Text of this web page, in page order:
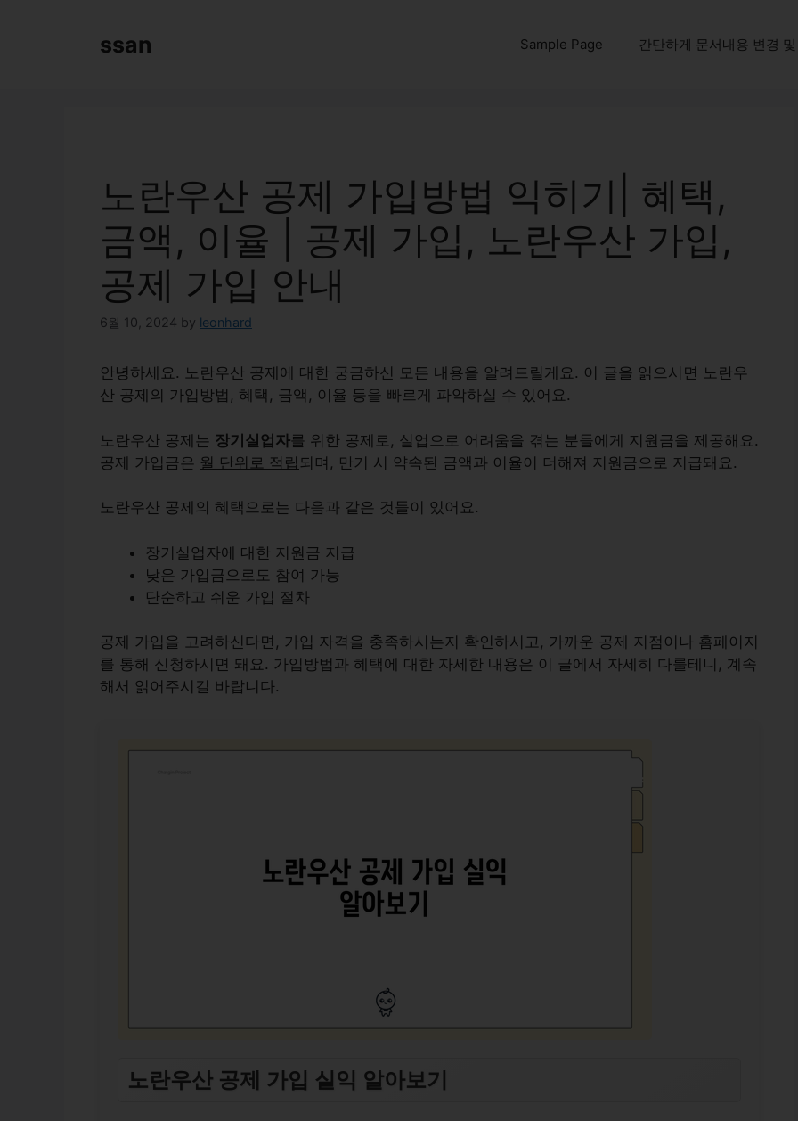
ssan Sample Page 간단하게 문서내용 변경
노란우산 공제 가입방법 익히기| 혜택,
금액, 이율 | 공제 가입, 노란우산 가입,
공제 가입 안내
6월 10, 2024 by leonhard
안녕하세요. 노란우산 공제에 대한 궁금하신 모든 내용을 알려드릴게요. 이 글을 읽으시면 노란우
산 공제의 가입방법, 혜택, 금액, 이율 등을 빠르게 파악하실 수 있어요.
노란우산 공제는 장기실업자를 위한 공제로, 실업으로 어려움을 겪는 분들에게 지원금을 제공해요.
공제 가입금은 월 단위로 적립 되며, 만기 시 약속된 금액과 이율이 더해져 지원금으로 지급돼요.
노란우산 공제의 혜택으로는 다음과 같은 것들이 있어요.
장기실업자에 대한 지원금 지급
낮은 가입금 으로도 참여 가능
단순하고 쉬운 가입 절차
공제 가입을 고려하신다면, 가입 자격을 충족하시는지 확인하시고, 가까운 공제 지점이나 홈페이지
를 통해 신청하시면 돼요. 가입방법과 혜택에 대한 자세한 내용은 이 글에서 자세히 다룰테니, 계속
해서 읽어주시길 바랍니다.
노란우산 공제 가입 실익 알아보기